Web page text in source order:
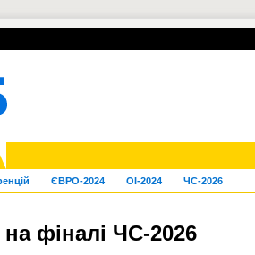
ЄВРО-2024 OI-2024 ЧС-2026
фіналі ЧС-2026